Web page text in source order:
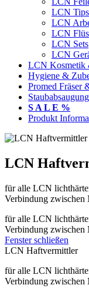
LCN
LCN
LCN
LCN Sets
LCN
LCN Kosmetik
Hygiene &
Promed Fräser
Staubabsaugung
S A L E %
Produkt
LCN
für alle LCN
Verbindung zwischen
für alle LCN
Verbindung zwischen
Fenster schließen
LCN Haftvermittler
für alle LCN
Verbindung zwischen